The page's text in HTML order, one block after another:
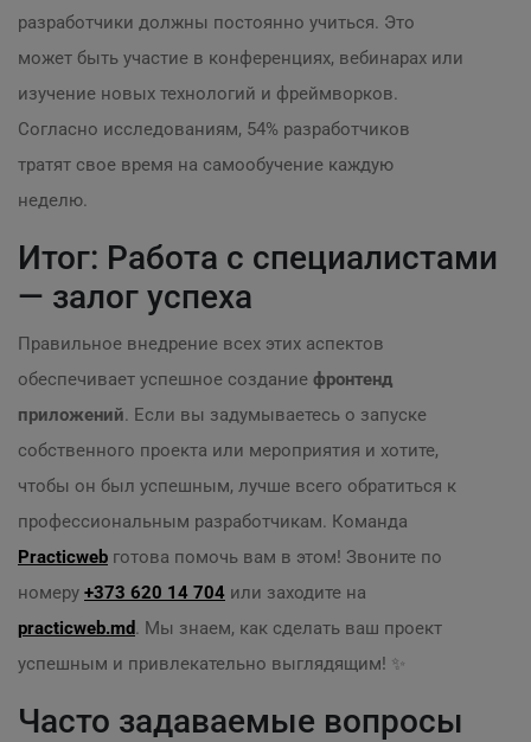
разработчики должны постоянно учиться. Это
может быть участие в конференциях, вебинарах или
изучение новых технологий и фреймворков.
Согласно исследованиям, 54% разработчиков
тратят свое время на самообучение каждую
неделю.
Итог: Работа с специалистами
— залог успеха
Правильное внедрение всех этих аспектов
обеспечивает успешное создание фронтенд
приложений. Если вы задумываетесь о запуске
собственного проекта или мероприятия и хотите,
чтобы он был успешным, лучше всего обратиться к
профессиональным разработчикам. Команда
Practicweb готова помочь вам в этом! Звоните по
номеру +373 620 14 704 или заходите на
practicweb.md. Мы знаем, как сделать ваш проект
успешным и привлекательно выглядящим! ✨
Часто задаваемые вопросы